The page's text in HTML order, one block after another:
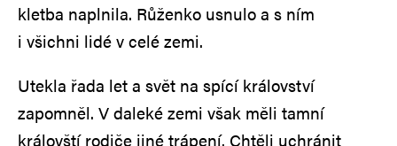
kletba naplnila. Růženko usnulo a s ním
i všichni lidé v celé zemi.
Utekla řada let a svět na spící království
zapomněl. V daleké zemi však měli tamní
královští rodiče jiné trápení. Chtěli uchránit